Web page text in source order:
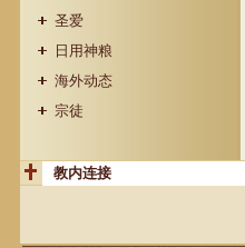
圣爱
日用神粮
海外动态
宗徒
教内连接